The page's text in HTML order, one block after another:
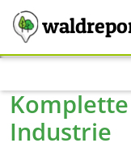
Industrie